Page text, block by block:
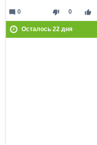
thumb_down 0 thumb_up
mode_comment 0
Осталось 22дня